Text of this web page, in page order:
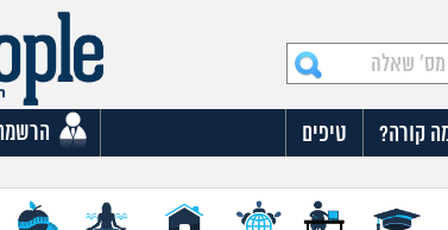
קורה? טיפים